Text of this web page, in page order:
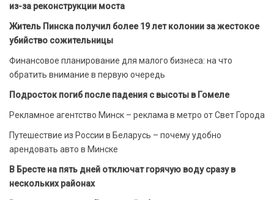
из-за реконструкции моста
Житель Пинска получил более 19 лет колонии за жестокое
убийство сожительницы
Финансовое планирование для малого бизнеса: на что
обратить внимание в первую очередь
Подросток погиб после падения с высоты в Гомеле
Рекламное агентство Минск – реклама в метро от Свет Города
Путешествие из России в Беларусь – почему удобно
арендовать авто в Минске
В Бресте на пять дней отключат горячую воду сразу в
нескольких районах